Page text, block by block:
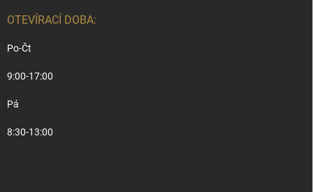
OTEVÍRACÍ DOBA:
Po-Čt
9:00-17:00
Pá
8:30-13:00